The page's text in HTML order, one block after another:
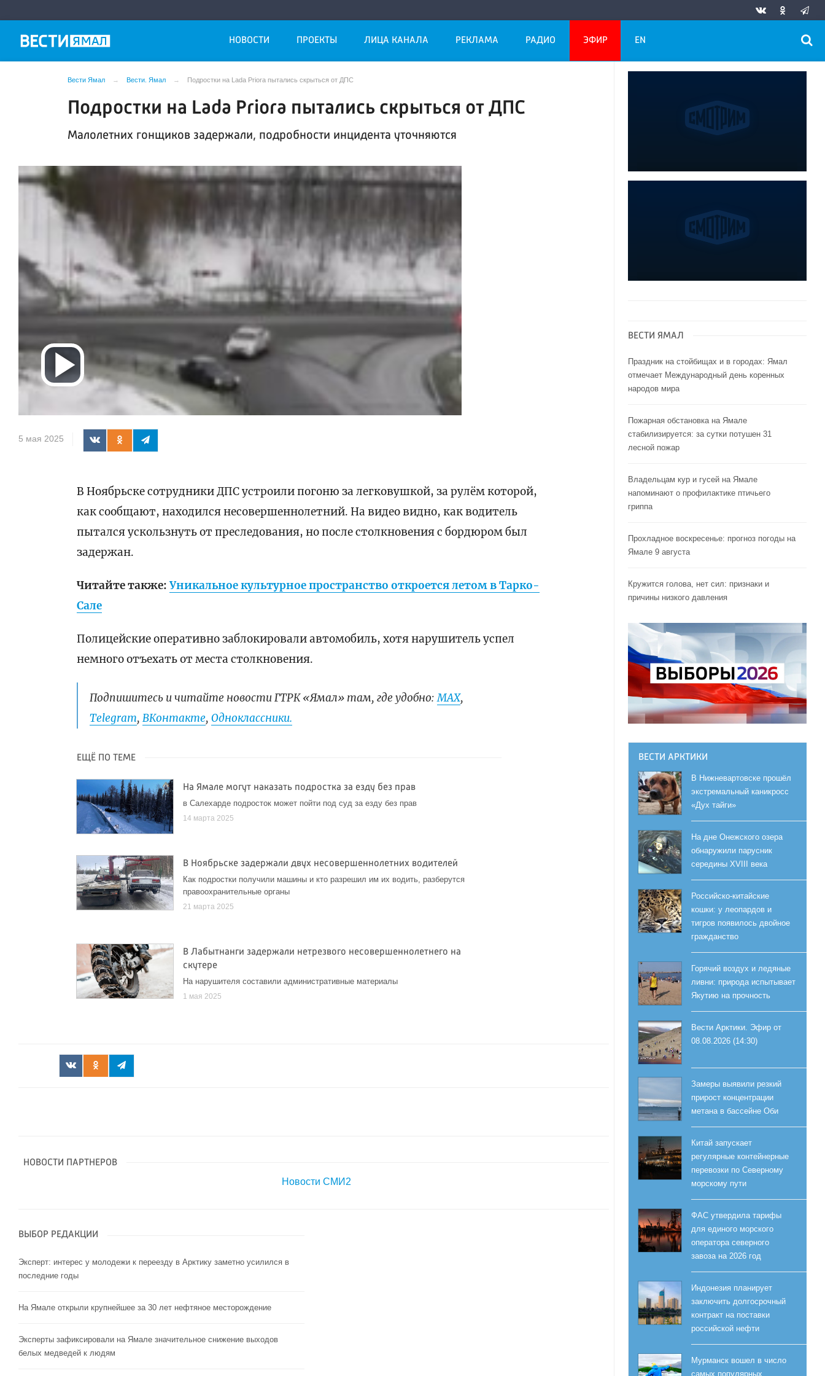
НОВОСТИ ПРОЕКТЫ ЛИЦА КАНАЛА РЕКЛАМА РАДИО ЭФИР EN
Вести Ямал Вести. Ямал Подростки на Lada Priora пытались скрыться от ДПС
Подростки на Lada Priora пытались скрыться от ДПС
Малолетних гонщиков задержали, подробности инцидента уточняются
Воспроизвести
видео
5 мая 2025
В Ноябрьске сотрудники ДПС устроили погоню за легковушкой, за рулём которой,
как сообщают, находился несовершеннолетний. На видео видно, как водитель
пытался ускользнуть от преследования, но после столкновения с бордюром был
задержан.
Читайте также:Уникальное культурное пространство откроется летом в Тарко-
Сале
Полицейские оперативно заблокировали автомобиль, хотя нарушитель успел
немного отъехать от места столкновения.
Подпишитесь и читайте новости ГТРК «Ямал» там, где удобно:МАХ,
Telegram,ВКонтакте,Одноклассники.
ЕЩЁ ПО ТЕМЕ
На Ямале могут наказать подростка за езду без прав
в Салехарде подросток может пойти под суд за езду без прав
14 марта 2025
В Ноябрьске задержали двух несовершеннолетних водителей
Как подростки получили машины и кто разрешил им их водить, разберутся
правоохранительные органы
21 марта 2025
В Лабытнанги задержали нетрезвого несовершеннолетнего на
скутере
На нарушителя составили административные материалы
1 мая 2025
НОВОСТИ ПАРТНЕРОВ
Новости СМИ2
ВЫБОР РЕДАКЦИИ
Эксперт: интерес у молодежи к переезду в Арктику заметно усилился в
последние годы
На Ямале открыли крупнейшее за 30 лет нефтяное месторождение
Эксперты зафиксировали на Ямале значительное снижение выходов
белых медведей к людям
ВЕСТИ ЯМАЛ
Праздник на стойбищах и в городах: Ямал
отмечает Международный день коренных
народов мира
Пожарная обстановка на Ямале
стабилизируется: за сутки потушен 31
лесной пожар
Владельцам кур и гусей на Ямале
напоминают o профилактике птичьего
гриппа
Прохладное воскресенье: прогноз погоды на
Ямале 9 августа
Кружится голова, нет сил: признаки и
причины низкого давления
ВЕСТИ АРКТИКИ
В Нижневартовске прошёл
экстремальный каникросс
«Дух тайги»
На дне Онежского озера
обнаружили парусник
середины XVIII века
Российско-китайские
кошки: у леопардов и
тигров появилось двойное
гражданство
Горячий воздух и ледяные
ливни: природа испытывает
Якутию на прочность
Вести Арктики. Эфир от
08.08.2026 (14:30)
Замеры выявили резкий
прирост концентрации
метана в бассейне Оби
Китай запускает
регулярные контейнерные
перевозки по Северному
морскому пути
ФАС утвердила тарифы
для единого морского
оператора северного
завоза на 2026 год
Индонезия планирует
заключить долгосрочный
контракт на поставки
российской нефти
Мурманск вошел в число
самых популярных